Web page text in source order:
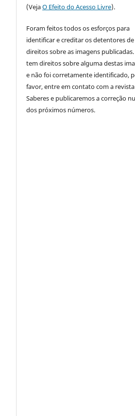
(VejaO Efeito do Acesso Livre).
Foram feitos todos os esforços para
identificar e creditar os detentores de
direitos sobre as imagens publicadas.
tem direitos sobre alguma destas
e não foi corretamente identificado,
favor, entre em contato com a revista
Saberes e publicaremos a correção
dos próximos números.